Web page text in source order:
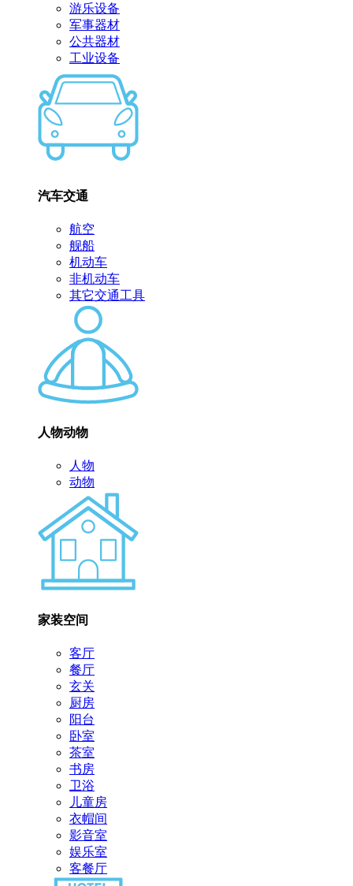
游乐设备
军事器材
公共器材
工业设备
汽车交通
航空
舰船
机动车
非机动车
其它交通工具
人物动物
人物
动物
家装空间
客厅
餐厅
玄关
厨房
阳台
卧室
茶室
书房
卫浴
儿童房
衣帽间
影音室
娱乐室
客餐厅